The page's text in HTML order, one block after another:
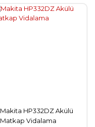
Makita HP332DZ Akülü
Matkap Vidalama